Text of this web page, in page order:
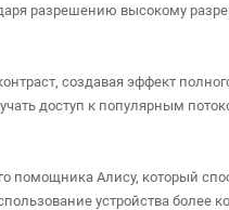
разрешению высокому
создавая эффект
доступ к популярным
помощника Алису, который
устройства более